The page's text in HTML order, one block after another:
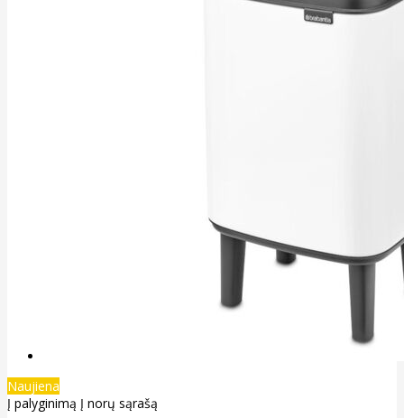
Naujiena
Į palyginimą Į norų sąrašą